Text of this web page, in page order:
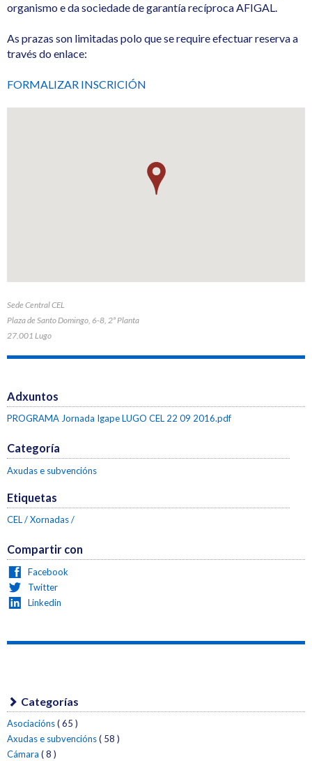
organismo e da sociedade de garantía recíproca AFIGAL.
As prazas son limitadas polo que se require efectuar reserva a
través do enlace:
FORMALIZAR INSCRICIÓN
Sede Central CEL
Plaza de Santo Domingo, 6-8, 2ª Planta
27.001 Lugo
Adxuntos
PROGRAMA Jornada Igape LUGO CEL 22 09 2016.pdf
Categoría
Axudas e subvencións
Etiquetas
CEL Xornadas
Compartir con
Facebook
Twitter
Linkedin
Categorías
Asociacións( 65 )
Axudas e subvencións( 58 )
Cámara ( 8 )